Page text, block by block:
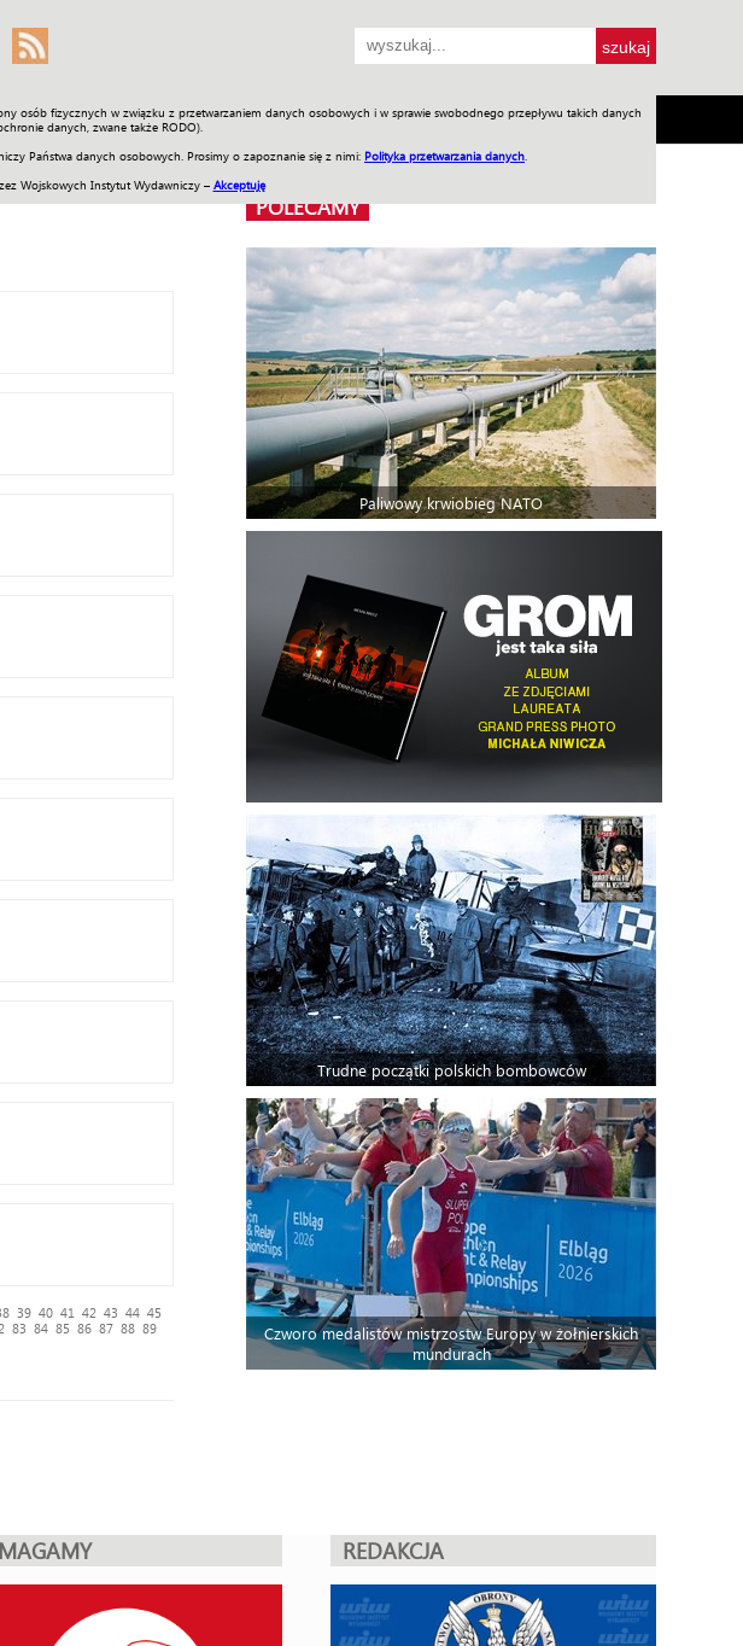
osób fizycznych w związku z przetwarzaniem danych osobowych i w sprawie swobodnego przepływu takich danych
danych, zwane także RODO).
Państwa danych osobowych. Prosimy o zapoznanie się z nimi: Polityka przetwarzania danych
Wojskowych Instytut Wydawniczy – Akceptuję
Wideo ENGLISH SKLEP Jednodniówki Praca w WIW
39 40 41 42 43 44 45
83 84 85 86 87 88 89
POLECAMY
Paliwowy krwiobieg NATO
Trudne początki polskich bombowców
Czworo medalistów mistrzostw Europy w żołnierskich
mundurach
REDAKCJA